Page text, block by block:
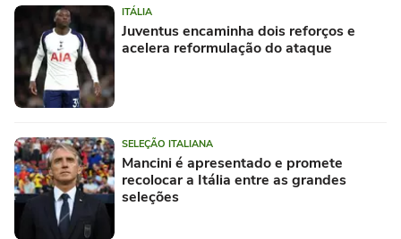
ITÁLIA
Juventus encaminha dois reforços e
acelera reformulação do ataque
SELEÇÃO ITALIANA
Mancini é apresentado e promete
recolocar a Itália entre as grandes
seleções